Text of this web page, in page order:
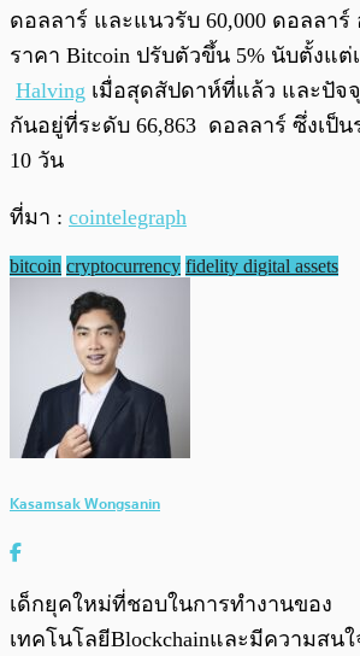
ดอลลาร์ และแนวรับ 60,000 ดอลลาร์
ราคา Bitcoin ปรับตัวขึ้น 5% นับตั้งแ
Halving เมื่อสุดสัปดาห์ที่แล้ว และปัจ
กันอยู่ที่ระดับ 66,863 ดอลลาร์ ซึ่งเป็
10 วัน
ที่มา : cointelegraph
bitcoin cryptocurrency fidelity digital assets
Kasamsak Wongsanin
เด็กยุคใหม่ที่ชอบในการทำงานของ
เทคโนโลยีBlockchainและมีความสน